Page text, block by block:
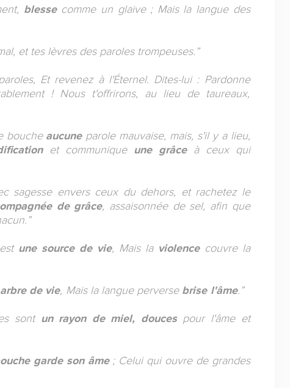
blessecomme un glaive ; Mais la langue des
et tes lèvres des paroles trompeuses.”
Et revenez à l'Éternel. Dites-lui : Pardonne
! Nous t'offrirons, au lieu de taureaux,
bouche aucuneparole mauvaise, mais, s'il y a lieu,
et communique une grâceà ceux qui
sagesse envers ceux du dehors, et rachetez le
de grâce, assaisonnée de sel, afin que
une source de vie, Mais la violencecouvre la
de vie, Mais la langue perverse brise l'âme.”
sont un rayon de miel, doucespour l'âme et
garde son âme; Celui qui ouvre de grandes